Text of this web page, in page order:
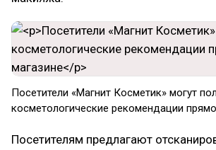
Посетители «Магнит Косметик» могут
косметологические рекомендации
Посетителям предлагают